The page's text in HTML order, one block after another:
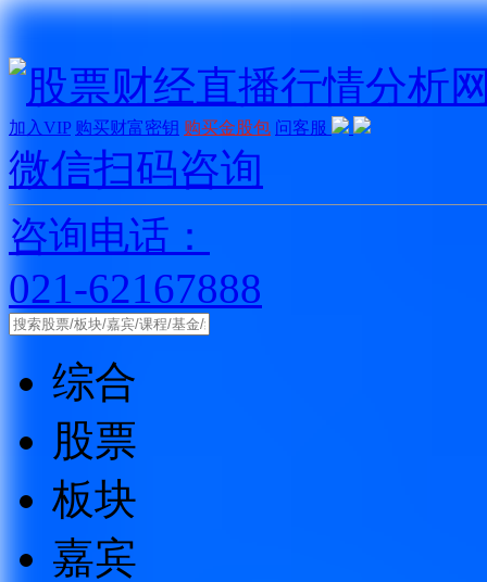
加入VIP 购买财富密钥 购买金股包 问客服
微信扫码咨询
咨询电话：
021-62167888
综合
股票
板块
嘉宾